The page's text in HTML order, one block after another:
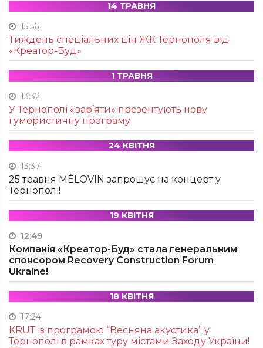
14 ТРАВНЯ
15:56
Тиждень спеціальних цін ЖК Тернополя від
«Креатор-Буд»
1 ТРАВНЯ
13:32
У Тернополі «вар’яти» презентують нову
гумористичну програму
24 КВІТНЯ
13:37
25 травня MÉLOVIN запрошує на концерт у
Тернополі!
19 КВІТНЯ
12:49
Компанія «Креатор-Буд» стала генеральним
спонсором Recovery Construction Forum
Ukraine!
18 КВІТНЯ
17:24
KRUТ із програмою “Весняна акустика” у
Тернополі в рамках туру містами Заходу України!